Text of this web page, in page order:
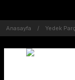
Anasayfa Yedek